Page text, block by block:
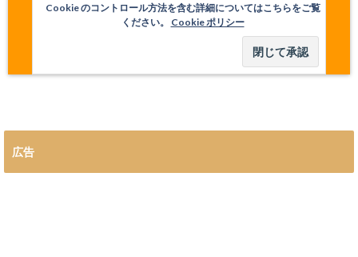
Cookie のコントロール方法を含む詳細についてはこちらをご覧
ください。 Cookie ポリシー
広告